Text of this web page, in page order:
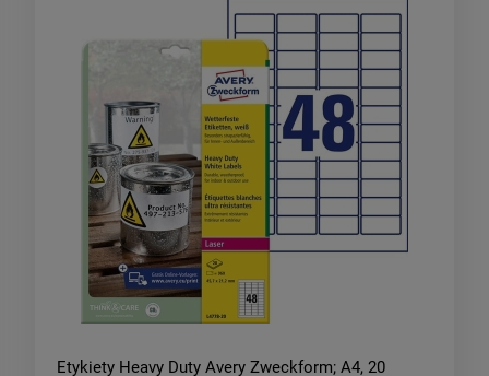
Etykiety Heavy Duty Avery Zweckform; A4, 20